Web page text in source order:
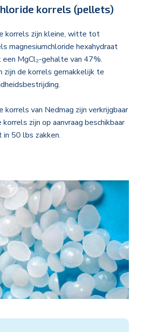
korrels (pellets)
korrels zijn kleine, witte tot
magnesiumchloride hexahydraat
een MgCl₂-gehalte van 47%.
zijn de korrels gemakkelijk te
korrels van Nedmag zijn verkrijgbaar
zijn op aanvraag beschikbaar
50 lbs zakken.